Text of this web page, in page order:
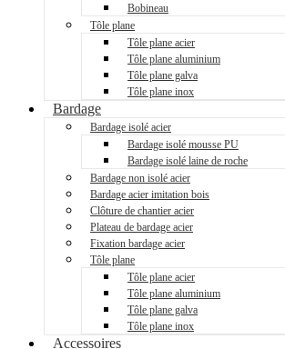
Bobineau
Tôle plane
Tôle plane acier
Tôle plane aluminium
Tôle plane galva
Tôle plane inox
Bardage
Bardage isolé acier
Bardage isolé mousse PU
Bardage isolé laine de roche
Bardage non isolé acier
Bardage acier imitation bois
Clôture de chantier acier
Plateau de bardage acier
Fixation bardage acier
Tôle plane
Tôle plane acier
Tôle plane aluminium
Tôle plane galva
Tôle plane inox
Accessoires